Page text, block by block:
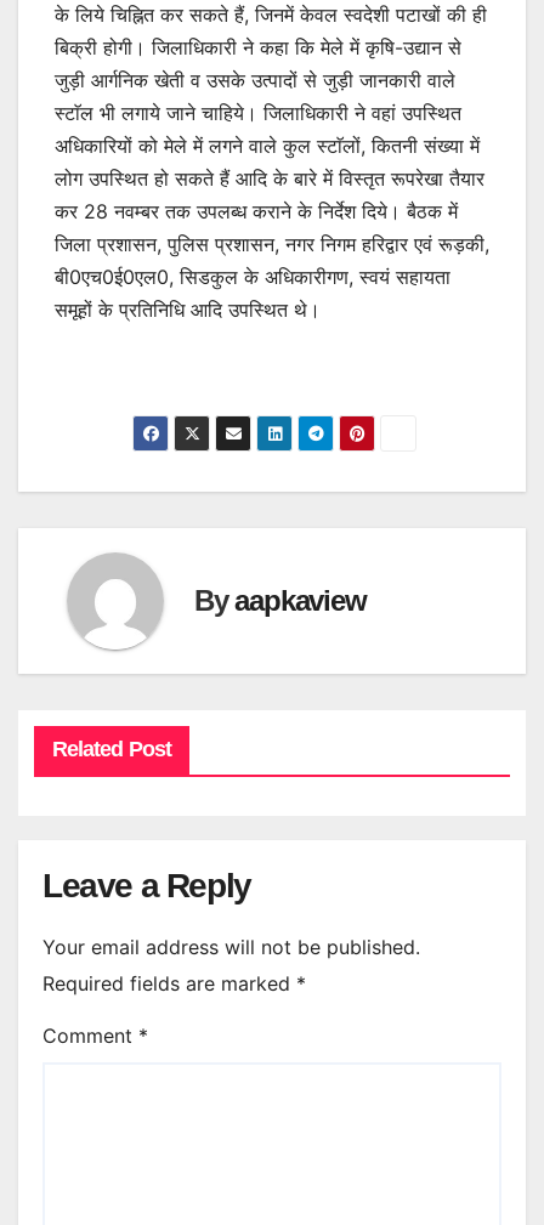
के लिये चिह्नित कर सकते हैं, जिनमें केवल स्वदेशी पटाखों की ही
बिक्री होगी। जिलाधिकारी ने कहा कि मेले में कृषि-उद्यान से
जुड़ी आर्गनिक खेती व उसके उत्पादों से जुड़ी जानकारी वाले
स्टाॅल भी लगाये जाने चाहिये। जिलाधिकारी ने वहां उपस्थित
अधिकारियों को मेले में लगने वाले कुल स्टाॅलों, कितनी संख्या में
लोग उपस्थित हो सकते हैं आदि के बारे में विस्तृत रूपरेखा तैयार
कर 28 नवम्बर तक उपलब्ध कराने के निर्देश दिये। बैठक में
जिला प्रशासन, पुलिस प्रशासन, नगर निगम हरिद्वार एवं रूड़की,
बी0एच0ई0एल0, सिडकुल के अधिकारीगण, स्वयं सहायता
समूहों के प्रतिनिधि आदि उपस्थित थे।
Byaapkaview
Related Post
Leave a Reply
Your email address will not be published.
Required fields are marked *
Comment *